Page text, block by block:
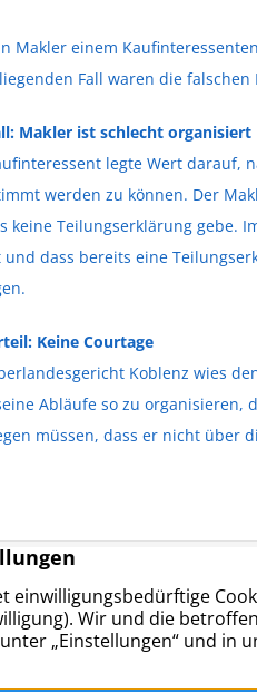
Makler einem
Fall waren die
Makler ist schlecht organisiert
legte Wert darauf,
werden zu können. Der
keine Teilungserklärung gebe.
dass bereits eine
Keine Courtage
Koblenz wies
Abläufe so zu
müssen, dass er nicht über
RAHLSTEDT